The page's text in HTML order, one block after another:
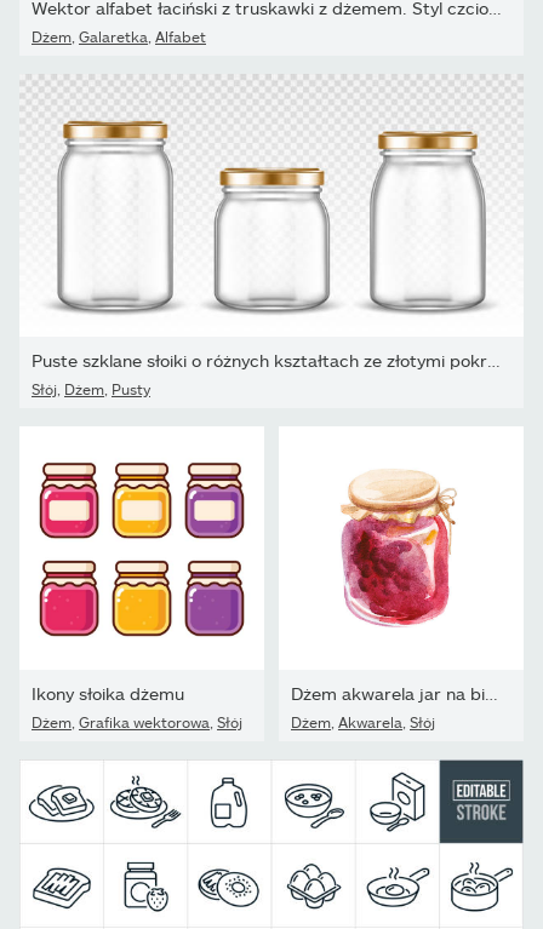
Dżem Galaretka Alfabet
Słój Dżem Pusty
Ikony słoika dżemu
Dżem Grafika wektorowa Słój Dżem Akwarela Słój